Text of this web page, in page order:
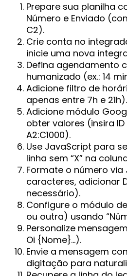
Prepare sua planilha
Número e Enviado
C2).
Crie conta no
inicie uma nova
Defina agendamento
humanizado (ex.: 14
Adicione filtro de
apenas entre 7h e 21h).
Adicione módulo
obter valores (insira
A2:C1000).
Use JavaScript para
linha sem “X” na
Formate o número
caracteres, adicionar
necessário).
Configure o módulo de
ou outra) usando
Personalize
Oi {Nome}…).
Envie a mensagem
digitação para